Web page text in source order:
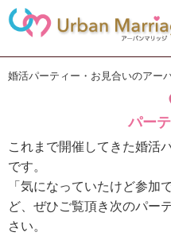
婚活パーティー・お見合いのアー
パー
これまで開催してきた婚活
です。
「気になっていたけど参加
ど、ぜひご覧頂き次のパー
さい。